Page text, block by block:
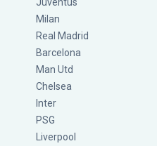
Milan
Real Madrid
Barcelona
Man Utd
Chelsea
Inter
PSG
Liverpool